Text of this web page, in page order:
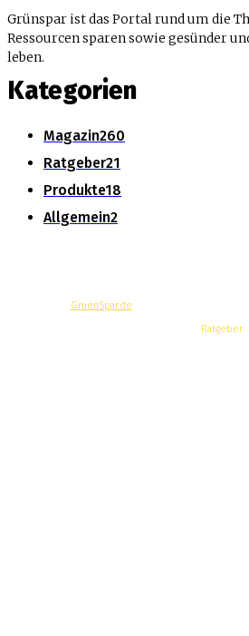
Grünspar ist das Portal rund um die
Ressourcen sparen sowie gesünder
leben.
Kategorien
Magazin260
Ratgeber21
Produkte18
Allgemein2
GruenSpar.de
Ratgeber